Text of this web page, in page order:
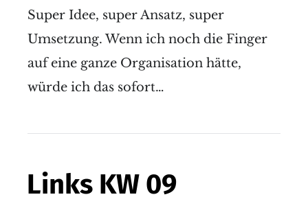
Super Idee, super Ansatz, super
Umsetzung. Wenn ich noch die Finger
auf eine ganze Organisation hätte,
würde ich das sofort…
Links KW 09